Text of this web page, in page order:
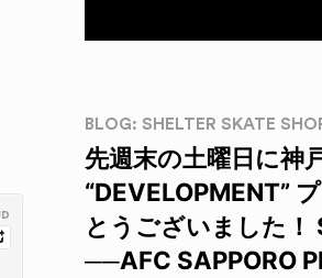
BLOG: SHELTER SKATE
先週末の土曜日に神
“DEVELOPMENT”
とうございました！
──AFC SAPPORO